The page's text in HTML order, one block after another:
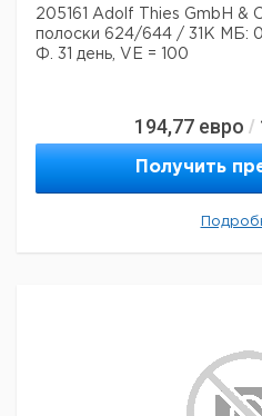
205161 Adolf Thies GmbH &
полоски 624/644 / 31K МБ: 0
Ф. 31 день, VE = 100
194,77 евро /
Получить